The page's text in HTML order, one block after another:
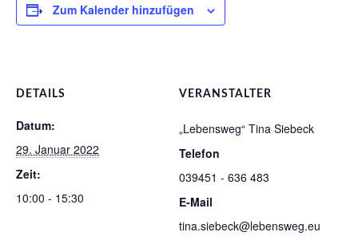
Zum Kalender hinzufügen
DETAILS
Datum:
29. Januar 2022
Zeit:
10:00 - 15:30
VERANSTALTER
„Lebensweg“ Tina Siebeck
Telefon
039451 - 636 483
E-Mail
tina.siebeck@lebensweg.eu